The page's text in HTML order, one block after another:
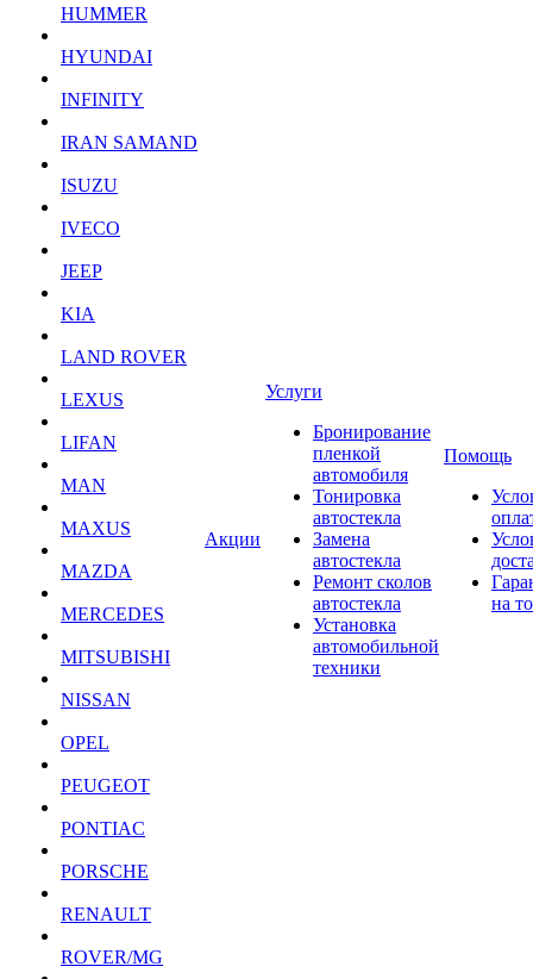
HUMMER
HYUNDAI
INFINITY
IRAN SAMAND
ISUZU
IVECO
JEEP
KIA
LAND ROVER
LEXUS
LIFAN
MAN
MAXUS
MAZDA
MERCEDES
MITSUBISHI
NISSAN
OPEL
PEUGEOT
PONTIAC
PORSCHE
RENAULT
ROVER/MG
Акции
Услуги
Бронирование
пленкой
автомобиля
Тонировка
автостекла
Замена
автостекла
Ремонт сколов
автостекла
Установка
автомобильной
техники
Помощь
на